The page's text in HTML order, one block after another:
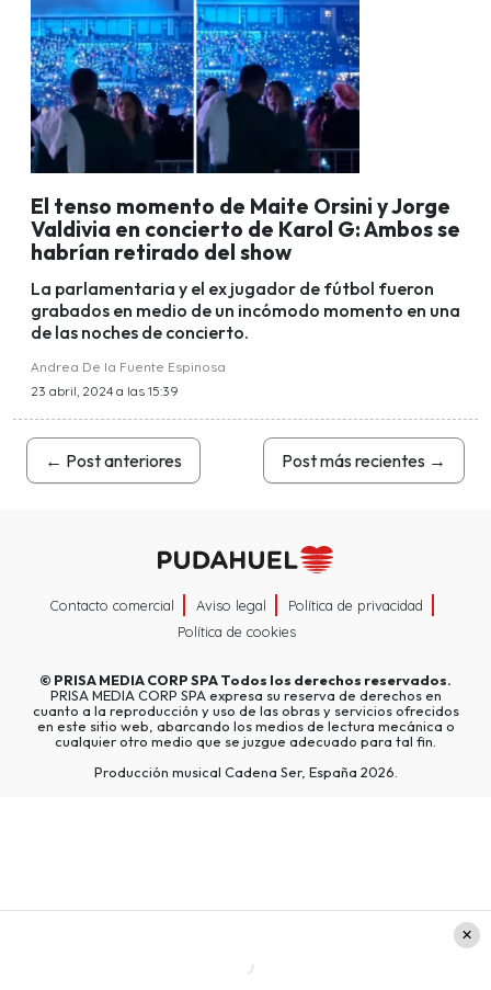
El tenso momento de Maite Orsini y Jorge
Valdivia en concierto de Karol G: Ambos se
habrían retirado del show
La parlamentaria y el ex jugador de fútbol fueron
grabados en medio de un incómodo momento en una
de las noches de concierto.
Andrea De la Fuente Espinosa
23 abril, 2024 a las 15:39
← Post anteriores Post más recientes →
Contacto comercial Aviso legal
Política de privacidad
Política de cookies
© PRISA MEDIA CORP SPATodos los derechos reservados.
PRISA MEDIA CORP SPA expresa su reserva de derechos en
cuanto a la reproducción y uso de las obras y servicios ofrecidos
en este sitio web, abarcando los medios de lectura mecánica o
cualquier otro medio que se juzgue adecuado para tal fin.
Producción musical Cadena Ser, España 2026.